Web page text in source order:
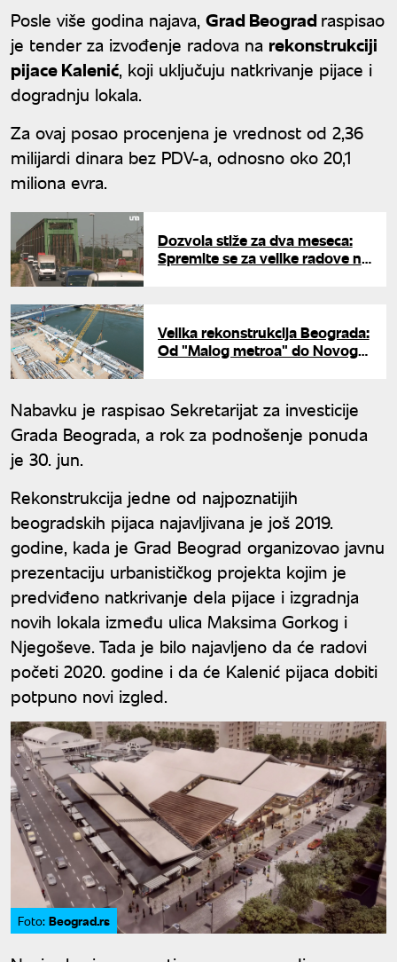
Posle više godina najava, Grad Beogradraspisao
je tender za izvođenje radova na rekonstrukciji
pijace Kalenić, koji uključuju natkrivanje pijace i
dogradnju lokala.
Za ovaj posao procenjena je vrednost od 2,36
milijardi dinara bez PDV-a, odnosno oko 20,1
miliona evra.
Dozvola stiže za dva meseca:
Spremite se za velike radove na
Velika rekonstrukcija Beograda:
Od "Malog metroa" do Novog
Nabavku je raspisao Sekretarijat za investicije
Grada Beograda, a rok za podnošenje ponuda
je 30. jun.
Rekonstrukcija jedne od najpoznatijih
beogradskih pijaca najavljivana je još 2019.
godine, kada je Grad Beograd organizovao javnu
prezentaciju urbanističkog projekta kojim je
predviđeno natkrivanje dela pijace i izgradnja
novih lokala između ulica Maksima Gorkog i
Njegoševe. Tada je bilo najavljeno da će radovi
početi 2020. godine i da će Kalenić pijaca dobiti
potpuno novi izgled.
Foto: Beograd.rs